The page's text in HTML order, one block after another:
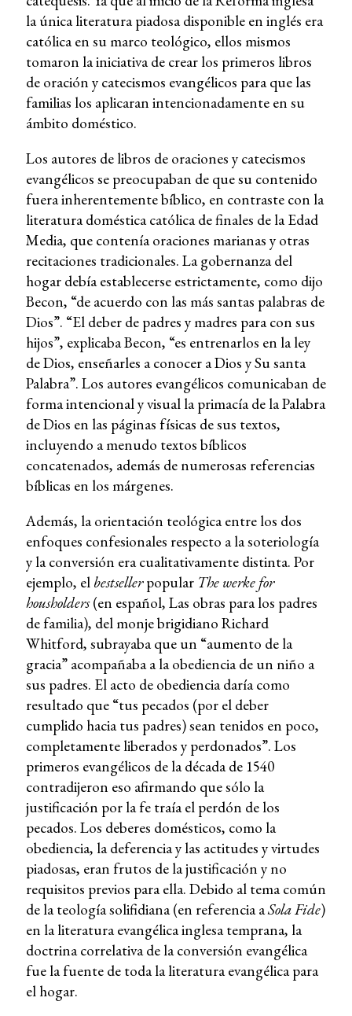
la única literatura piadosa disponible en inglés era
católica en su marco teológico, ellos mismos
tomaron la iniciativa de crear los primeros libros
de oración y catecismos evangélicos para que las
familias los aplicaran intencionadamente en su
ámbito doméstico.
Los autores de libros de oraciones y catecismos
evangélicos se preocupaban de que su contenido
fuera inherentemente bíblico, en contraste con la
literatura doméstica católica de finales de la Edad
Media, que contenía oraciones marianas y otras
recitaciones tradicionales. La gobernanza del
hogar debía establecerse estrictamente, como dijo
Becon, “de acuerdo con las más santas palabras de
Dios”. “El deber de padres y madres para con sus
hijos”, explicaba Becon, “es entrenarlos en la ley
de Dios, enseñarles a conocer a Dios y Su santa
Palabra”. Los autores evangélicos comunicaban de
forma intencional y visual la primacía de la Palabra
de Dios en las páginas físicas de sus textos,
incluyendo a menudo textos bíblicos
concatenados, además de numerosas referencias
bíblicas en los márgenes.
Además, la orientación teológica entre los dos
enfoques confesionales respecto a la soteriología
y la conversión era cualitativamente distinta. Por
ejemplo, el bestsellerpopular The werke for
housholders(en español, Las obras para los padres
de familia), del monje brigidiano Richard
Whitford, subrayaba que un “aumento de la
gracia” acompañaba a la obediencia de un niño a
sus padres. El acto de obediencia daría como
resultado que “tus pecados (por el deber
cumplido hacia tus padres) sean tenidos en poco,
completamente liberados y perdonados”. Los
primeros evangélicos de la década de 1540
contradijeron eso afirmando que sólo la
justificación por la fe traía el perdón de los
pecados. Los deberes domésticos, como la
obediencia, la deferencia y las actitudes y virtudes
piadosas, eran frutos de la justificación y no
requisitos previos para ella. Debido al tema común
de la teología solifidiana (en referencia aSola Fide)
en la literatura evangélica inglesa temprana, la
doctrina correlativa de la conversión evangélica
fue la fuente de toda la literatura evangélica para
el hogar.